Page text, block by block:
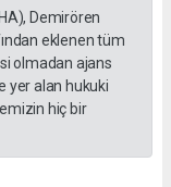
Demirören
eklenen tüm
olmadan ajans
yer alan hukuki
hiç bir